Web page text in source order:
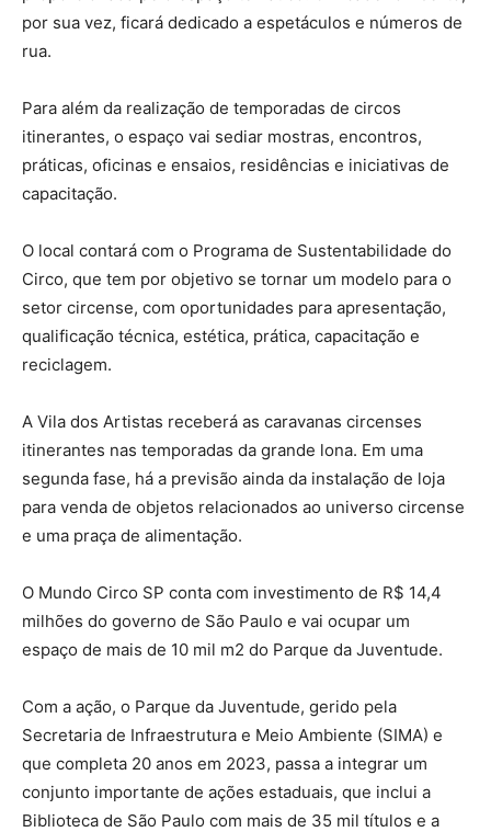
por sua vez, ficará dedicado a espetáculos e números de
rua.
Para além da realização de temporadas de circos
itinerantes, o espaço vai sediar mostras, encontros,
práticas, oficinas e ensaios, residências e iniciativas de
capacitação.
O local contará com o Programa de Sustentabilidade do
Circo, que tem por objetivo se tornar um modelo para o
setor circense, com oportunidades para apresentação,
qualificação técnica, estética, prática, capacitação e
reciclagem.
A Vila dos Artistas receberá as caravanas circenses
itinerantes nas temporadas da grande lona. Em uma
segunda fase, há a previsão ainda da instalação de loja
para venda de objetos relacionados ao universo circense
e uma praça de alimentação.
O Mundo Circo SP conta com investimento de R$ 14,4
milhões do governo de São Paulo e vai ocupar um
espaço de mais de 10 mil m2 do Parque da Juventude.
Com a ação, o Parque da Juventude, gerido pela
Secretaria de Infraestrutura e Meio Ambiente (SIMA) e
que completa 20 anos em 2023, passa a integrar um
conjunto importante de ações estaduais, que inclui a
Biblioteca de São Paulo com mais de 35 mil títulos e a